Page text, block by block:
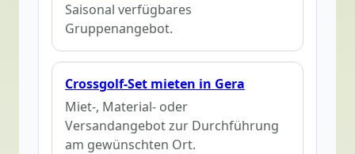
Saisonal verfügbares
Gruppenangebot.
Crossgolf-Set mieten in Gera
Miet-, Material- oder
Versandangebot zur Durchführung
am gewünschten Ort.